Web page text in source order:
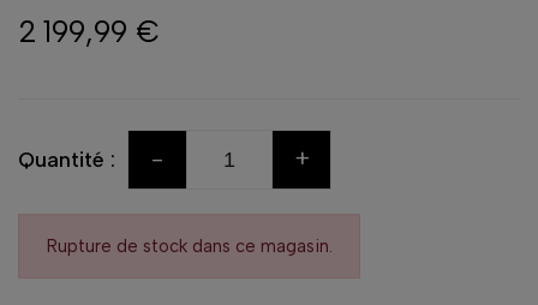
2 199,99 €
Quantité : - +
Rupture de stock dans ce magasin.